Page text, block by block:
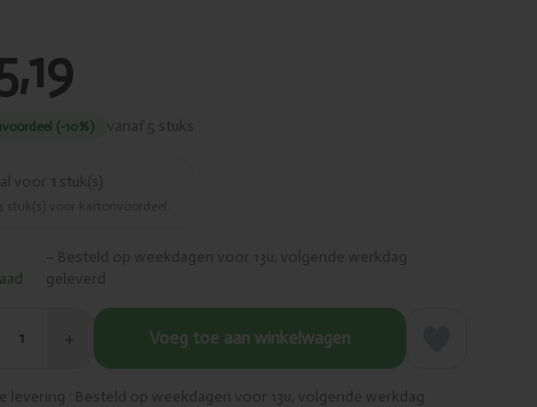
(-10%) vanaf 5 stuks
voor 1 stuk(s)
– Besteld op weekdagen voor 13u, volgende werkdag
geleverd
1 + Voeg toe aan winkelwagen
levering · Besteld op weekdagen voor 13u, volgende werkdag